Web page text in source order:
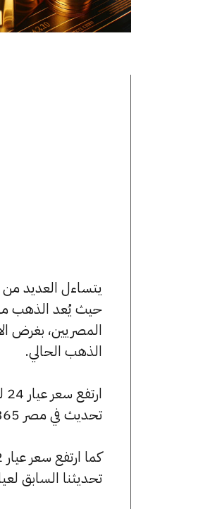
حيث يُعد الذهب من
المصريين، بغرض
الذهب الحالي.
تحديث في مصر 365.
تحديثنا السابق لعيار